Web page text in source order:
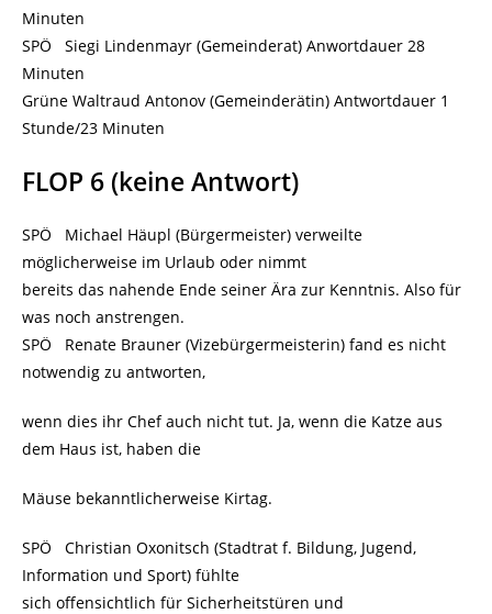
Minuten
SPÖ Siegi Lindenmayr (Gemeinderat) Anwortdauer 28
Minuten
Grüne Waltraud Antonov (Gemeinderätin) Antwortdauer 1
Stunde/23 Minuten
FLOP 6 (keine Antwort)
SPÖ Michael Häupl (Bürgermeister) verweilte
möglicherweise im Urlaub oder nimmt
bereits das nahende Ende seiner Ära zur Kenntnis. Also für
was noch anstrengen.
SPÖ Renate Brauner (Vizebürgermeisterin) fand es nicht
notwendig zu antworten,
wenn dies ihr Chef auch nicht tut. Ja, wenn die Katze aus
dem Haus ist, haben die
Mäuse bekanntlicherweise Kirtag.
SPÖ Christian Oxonitsch (Stadtrat f. Bildung, Jugend,
Information und Sport) fühlte
sich offensichtlich für Sicherheitstüren und